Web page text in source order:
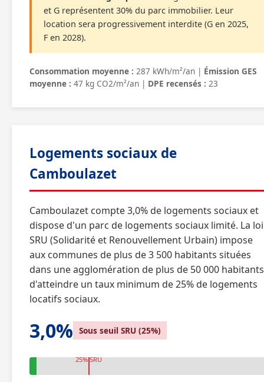
et G représentent 30% du parc immobilier. Leur
location sera progressivement interdite (G en 2025,
F en 2028).
Consommation moyenne : 287 kWh/m²/an | Émission GES
moyenne : 47 kg CO2/m²/an | DPE recensés : 23
Logements sociaux de
Camboulazet
Camboulazet compte 3,0% de logements sociaux et
dispose d'un parc de logements sociaux limité. La loi
SRU (Solidarité et Renouvellement Urbain) impose
aux communes de plus de 3 500 habitants situées
dans une agglomération de plus de 50 000 habitants
d'atteindre un taux minimum de 25% de logements
locatifs sociaux.
3,0% Sous seuil SRU (25%)
25% SRU